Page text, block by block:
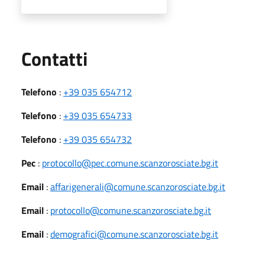
Contatti
Telefono : +39 035 654712
Telefono : +39 035 654733
Telefono : +39 035 654732
Pec : protocollo@pec.comune.scanzorosciate.bg.it
Email :affarigenerali@comune.scanzorosciate.bg.it
Email : protocollo@comune.scanzorosciate.bg.it
Email :demografici@comune.scanzorosciate.bg.it